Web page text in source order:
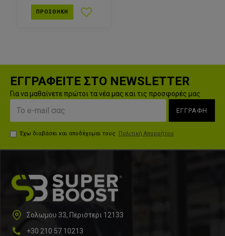
ΠΡΟΣΘΉΚΗ
ΕΓΓΡΑΦΕΙΤΕ ΣΤΟ NEWSLETTER
Για να μαθαίνετε πρώτοι τα νέα μας και τις προσφορές μας
ΕΓΓΡΑΦΗ
Έχω διαβάσει και αποδέχομαι τους Πολιτική Απορρήτου
Σολωμου 33, Περιστερι 12133
+30 210 57 10213